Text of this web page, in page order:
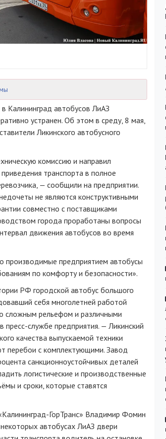
Калининград автобусов ЛиАЗ
устранен. Об этом в среду, 8 мая,
Ликинского автобусного
комиссию и направил
транспорта в полное
— сообщили на предприятии.
не являются конструктивными
совместно с поставщиками
города проработаны вопросы
движения автобусов во время
производимые предприятием автобусы
по комфорту и безопасности».
РФ городской автобус большого
себя многолетней работой
сложным рельефом и различными
службе предприятия. — Ликинский
качества выпускаемой техники
перебои с комплектующими. Завод
санкционноустойчивых деталей
логистические и производственные
и сроки, которые ставятся
ГорТранс» Владимир Фомин
автобусах ЛиАЗ двери